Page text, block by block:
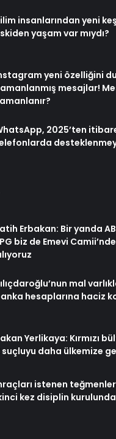
insanlarından yeni
yaşam var mıydı?
yeni özelliğini
mesajlar!
2025’ten
Erbakan: Bir yanda
biz de Emevi
mal
hesaplarına haciz
Yerlikaya: Kırmızı
suçluyu daha ülkemize
istenen
kez disiplin kurulunda